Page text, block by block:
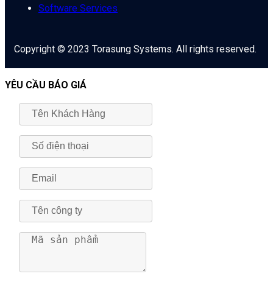
Software Services
Copyright © 2023 Torasung Systems. All rights reserved.
YÊU CẦU BÁO GIÁ